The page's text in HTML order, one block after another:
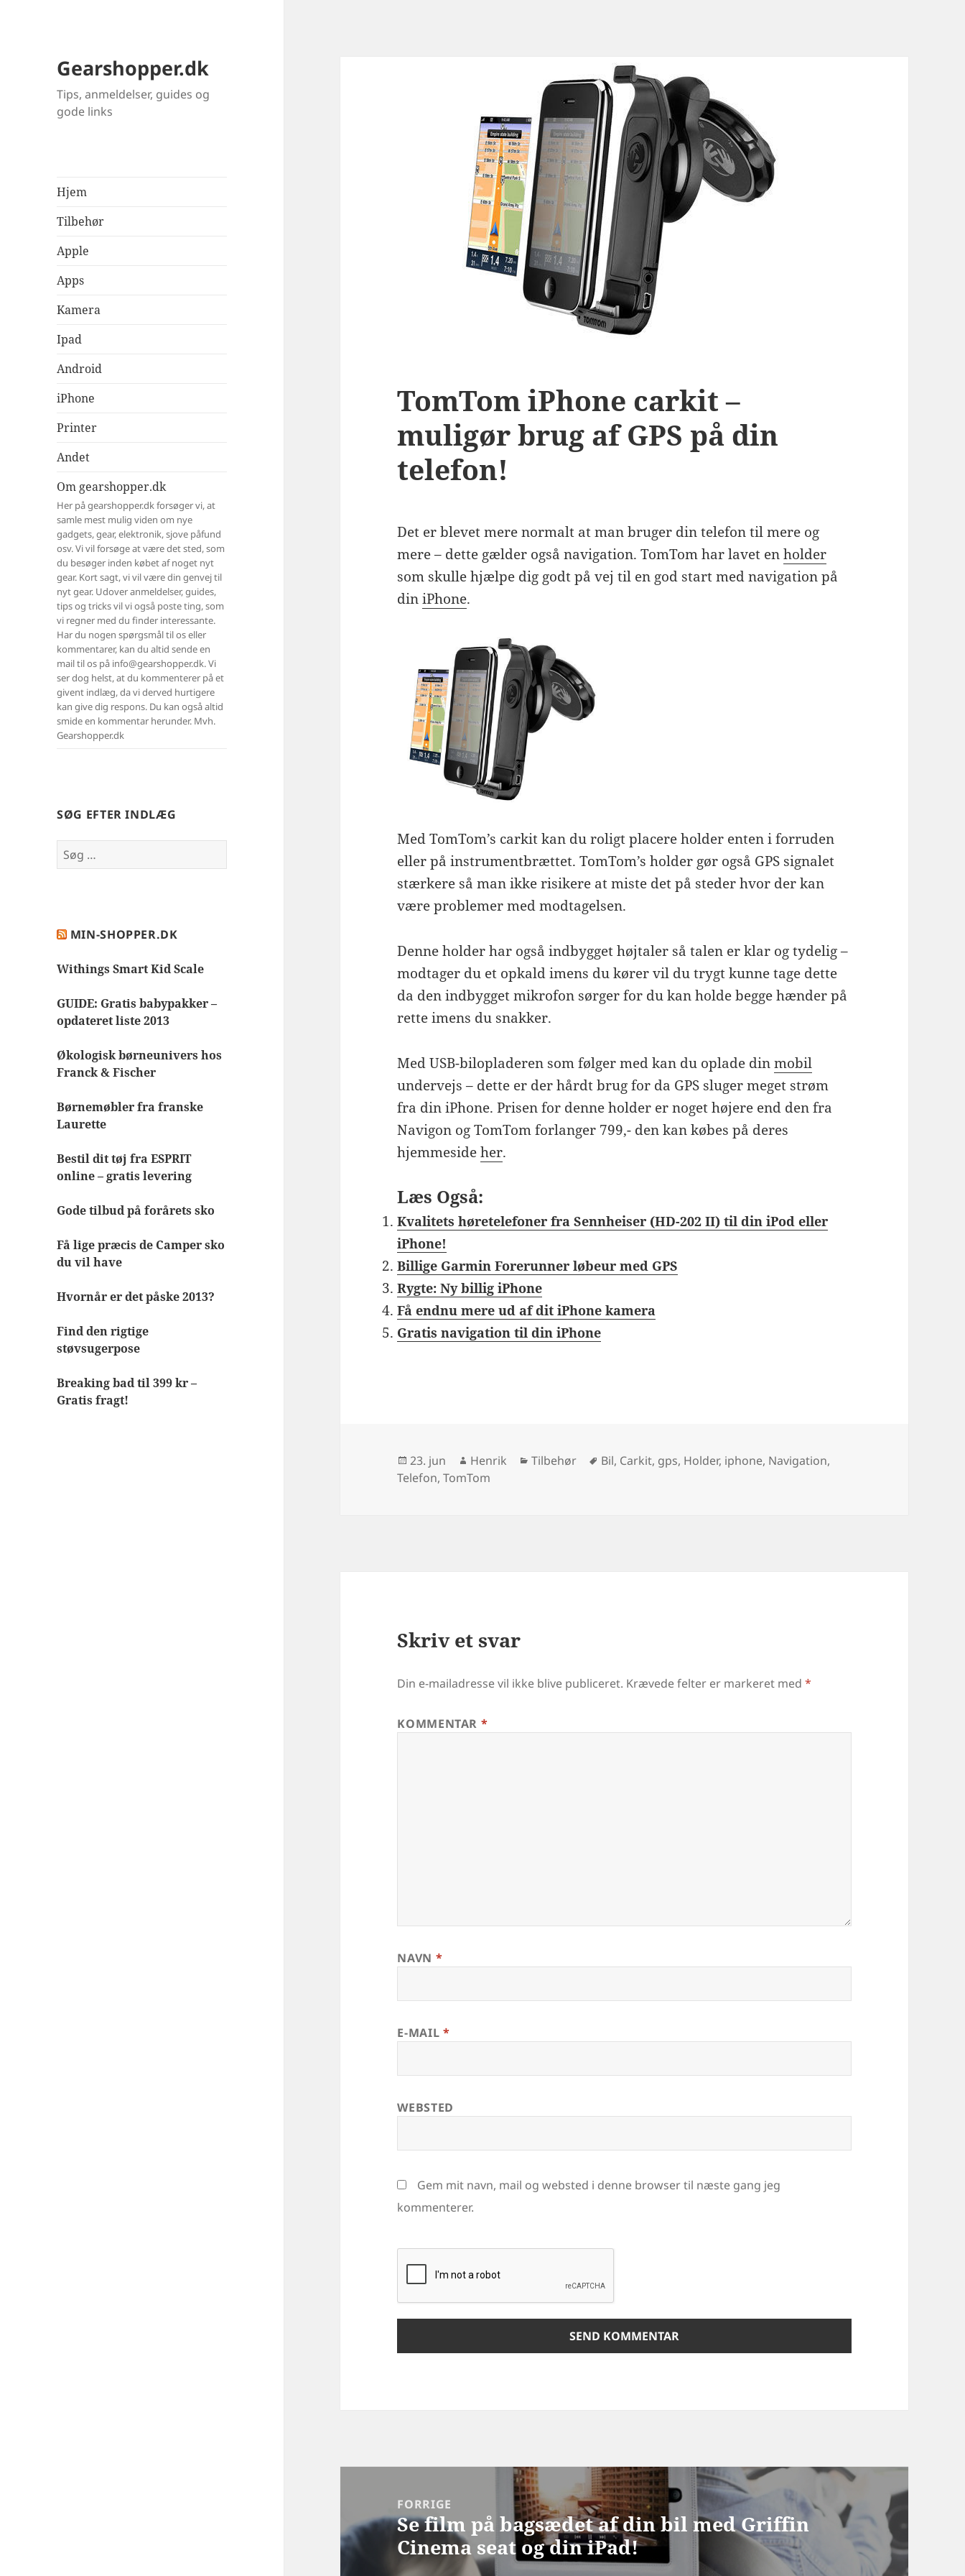
Gearshopper.dk
Tips, anmeldelser, guides og
gode links
Hjem
Tilbehør
Apple
Apps
Kamera
Ipad
Android
iPhone
Printer
Andet
Om gearshopper.dk
Her på gearshopper.dk forsøger vi, at
samle mest mulig viden om nye
gadgets, gear, elektronik, sjove påfund
osv. Vi vil forsøge at være det sted, som
du besøger inden købet af noget nyt
gear. Kort sagt, vi vil være din genvej til
nyt gear. Udover anmeldelser, guides,
tips og tricks vil vi også poste ting, som
vi regner med du finder interessante.
Har du nogen spørgsmål til os eller
kommentarer, kan du altid sende en
mail til os på info@gearshopper.dk. Vi
ser dog helst, at du kommenterer på et
givent indlæg, da vi derved hurtigere
kan give dig respons. Du kan også altid
smide en kommentar herunder. Mvh.
Gearshopper.dk
SØG EFTER INDLÆG
Søg
efter:
MIN-SHOPPER.DK
Withings Smart Kid Scale
GUIDE: Gratis babypakker –
opdateret liste 2013
Økologisk børneunivers hos
Franck & Fischer
Børnemøbler fra franske
Laurette
Bestil dit tøj fra ESPRIT
online – gratis levering
Gode tilbud på forårets sko
Få lige præcis de Camper sko
du vil have
Hvornår er det påske 2013?
Find den rigtige
støvsugerpose
Breaking bad til 399 kr –
Gratis fragt!
TomTom iPhone carkit –
muligør brug af GPS på din
telefon!
Det er blevet mere normalt at man bruger din telefon til mere og
mere – dette gælder også navigation. TomTom har lavet enholder
som skulle hjælpe dig godt på vej til en god start med navigation på
diniPhone.
Med TomTom’s carkit kan du roligt placere holder enten i forruden
eller på instrumentbrættet. TomTom’s holder gør også GPS signalet
stærkere så man ikke risikere at miste det på steder hvor der kan
være problemer med modtagelsen.
Denne holder har også indbygget højtaler så talen er klar og tydelig –
modtager du et opkald imens du kører vil du trygt kunne tage dette
da den indbygget mikrofon sørger for du kan holde begge hænder på
rette imens du snakker.
Med USB-bilopladeren som følger med kan du oplade dinmobil
undervejs – dette er der hårdt brug for da GPS sluger meget strøm
fra din iPhone. Prisen for denne holder er noget højere end den fra
Navigon og TomTom forlanger 799,- den kan købes på deres
hjemmesideher.
Læs Også:
Kvalitets høretelefoner fra Sennheiser (HD-202 II) til din iPod eller
iPhone!
Billige Garmin Forerunner løbeur med GPS
Rygte: Ny billig iPhone
Få endnu mere ud af dit iPhone kamera
Gratis navigation til din iPhone
Udgivet
i
23. jun Forfatter
Henrik Kategorier
Tilbehør Tags
Bil, Carkit, gps, Holder, iphone, Navigation,
Telefon,TomTom
Skriv et svar
Din e-mailadresse vil ikke blive publiceret. Krævede felter er markeret med*
KOMMENTAR *
NAVN *
E-MAIL *
WEBSTED
Gem mit navn, mail og websted i denne browser til næste gang jeg
kommenterer.
FORRIGE
Forrige
indlæg:
Se film på bagsædet af din bil med Griffin
Cinema seat og din iPad!